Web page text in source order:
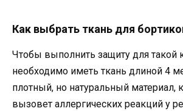
Как выбрать ткань для
Чтобы выполнить защиту для такой
необходимо иметь ткань длиной 4
плотный, но натуральный материал,
вызовет аллергических реакций у